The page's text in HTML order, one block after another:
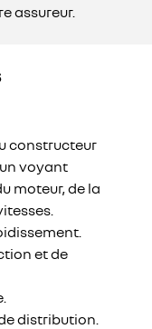
assureur.
constructeur
voyant
moteur, de la
et de
distribution.